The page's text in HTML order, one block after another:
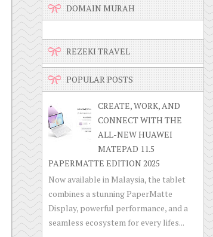
DOMAIN MURAH
REZEKI TRAVEL
POPULAR POSTS
CREATE, WORK, AND
CONNECT WITH THE
ALL-NEW HUAWEI
MATEPAD 11.5
PAPERMATTE EDITION 2025
Now available in Malaysia, the tablet
combines a stunning PaperMatte
Display, powerful performance, and a
seamless ecosystem for every lifes...